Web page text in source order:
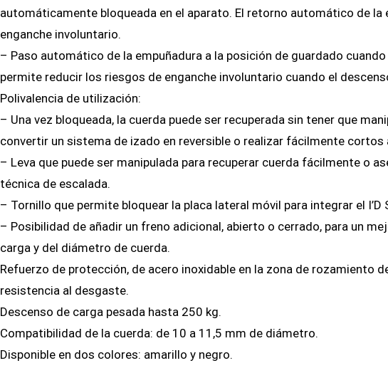
automáticamente bloqueada en el aparato. El retorno automático de
enganche involuntario.
– Paso automático de la empuñadura a la posición de guardado
permite reducir los riesgos de enganche involuntario cuando el
Polivalencia de utilización:
– Una vez bloqueada, la cuerda puede ser recuperada sin tener que
convertir un sistema de izado en reversible o realizar fácilmente cortos
– Leva que puede ser manipulada para recuperar cuerda fácilmente o
técnica de escalada.
– Tornillo que permite bloquear la placa lateral móvil para integrar el I’D
– Posibilidad de añadir un freno adicional, abierto o cerrado, para un
carga y del diámetro de cuerda.
Refuerzo de protección, de acero inoxidable en la zona de rozamiento
resistencia al desgaste.
Descenso de carga pesada hasta 250 kg.
Compatibilidad de la cuerda: de 10 a 11,5 mm de diámetro.
Disponible en dos colores: amarillo y negro.